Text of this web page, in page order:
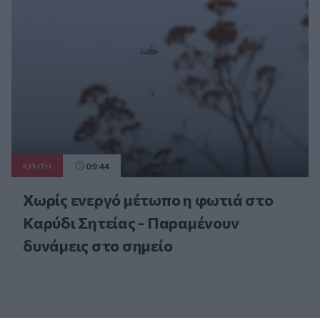
ΚΡΗΤΗ 09:44
Χωρίς ενεργό μέτωπο η φωτιά στο
Καρύδι Σητείας - Παραμένουν
δυνάμεις στο σημείο